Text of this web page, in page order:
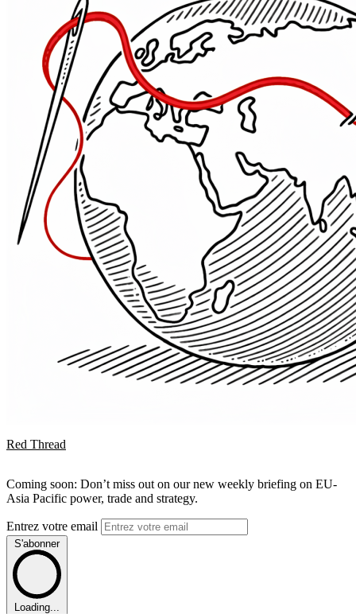
Red Thread
Coming soon: Don’t miss out on our new weekly briefing on EU-
Asia Pacific power, trade and strategy.
Entrez votre email
S'abonner
Loading...